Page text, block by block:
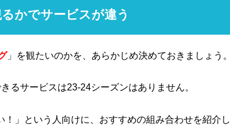
かでサービスが違う
」を観たいのかを、あらかじめ決めておきましょう。
るサービスは23-24シーズンはありません。
」という人向けに、おすすめの組み合わせを紹介し